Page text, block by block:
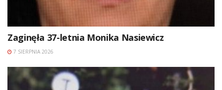
Zaginęła 37-letnia Monika Nasiewicz
7 SIERPNIA 2026